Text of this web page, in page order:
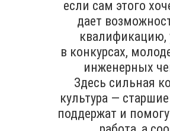
если сам этого
дает
квалификацию,
в конкурсах,
инженерных
Здесь сильная
культура —
поддержат и